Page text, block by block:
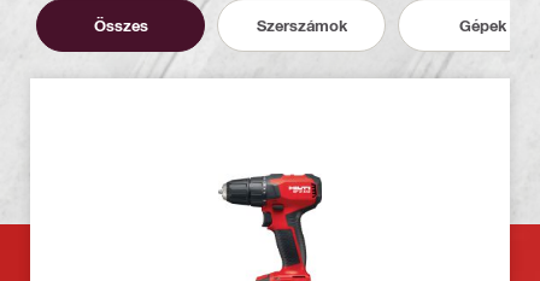
Összes Szerszámok Gépek